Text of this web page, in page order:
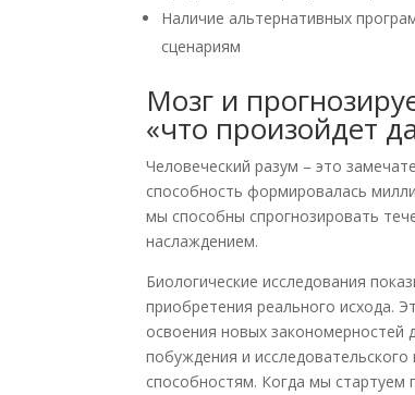
Наличие альтернативных
сценариям
Мозг и
«что произойдет
Человеческий разум – это
способность формировалась
мы способны спрогнозировать
наслаждением.
Биологические исследования
приобретения реального исхода.
освоения новых закономерностей
побуждения и
способностям. Когда мы стартуем